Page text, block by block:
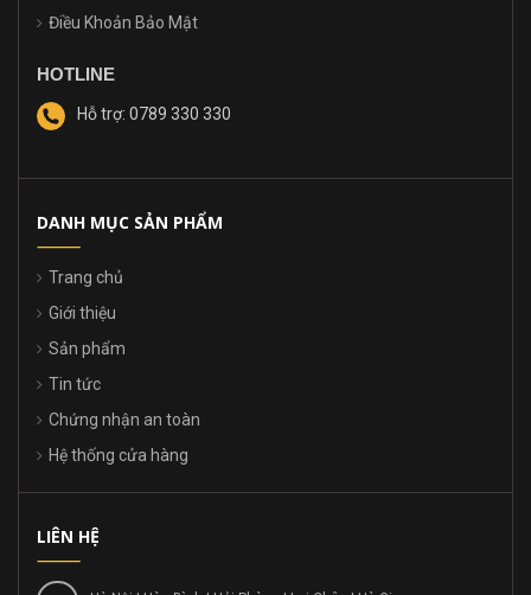
Điều Khoản Bảo Mật
HOTLINE
Hỗ trợ: 0789 330 330
DANH MỤC SẢN PHẨM
Trang chủ
Giới thiệu
Sản phẩm
Tin tức
Chứng nhận an toàn
Hệ thống cửa hàng
LIÊN HỆ